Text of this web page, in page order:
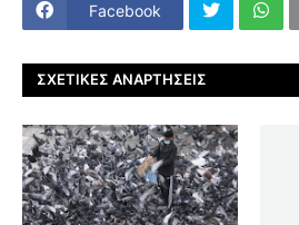
Facebook
ΣΧΕΤΙΚΈΣ ΑΝΑΡΤΉΣΕΙΣ